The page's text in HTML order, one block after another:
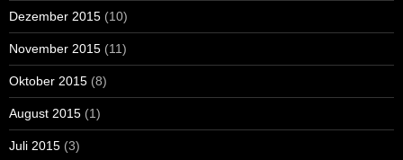
Dezember 2015 (10)
November 2015 (11)
Oktober 2015 (8)
August 2015 (1)
Juli 2015 (3)